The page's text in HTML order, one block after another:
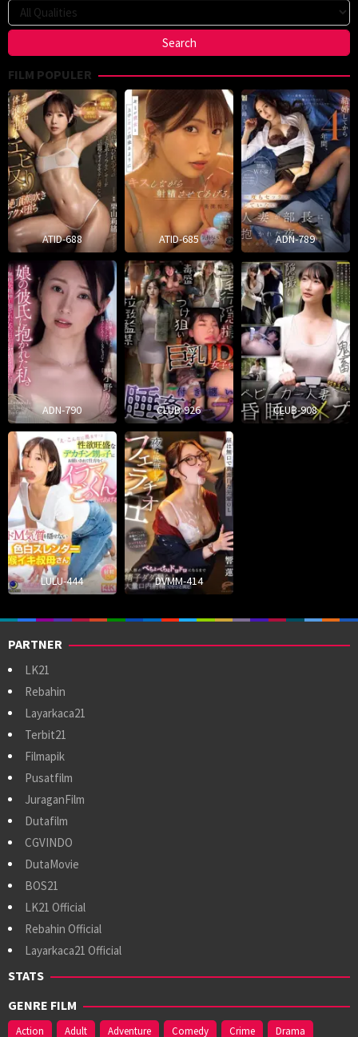
FILM POPULER
ATID-688 ATID-685 ADN-789
ADN-790 CLUB-926 CLUB-908
LULU-444 DVMM-414
PARTNER
LK21
Rebahin
Layarkaca21
Terbit21
Filmapik
Pusatfilm
JuraganFilm
Dutafilm
CGVINDO
DutaMovie
BOS21
LK21 Official
Rebahin Official
Layarkaca21 Official
STATS
GENRE FILM
Action Adult Adventure Comedy Crime Drama